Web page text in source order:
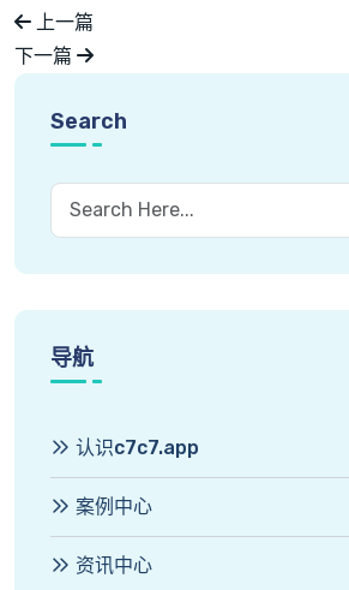
上一篇
下一篇
Search
导航
认识c7c7.app
案例中心
资讯中心